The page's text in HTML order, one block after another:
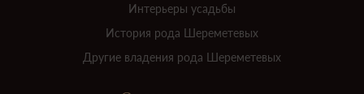
Интерьеры усадьбы
История рода Шереметевых
Другие владения рода Шереметевых